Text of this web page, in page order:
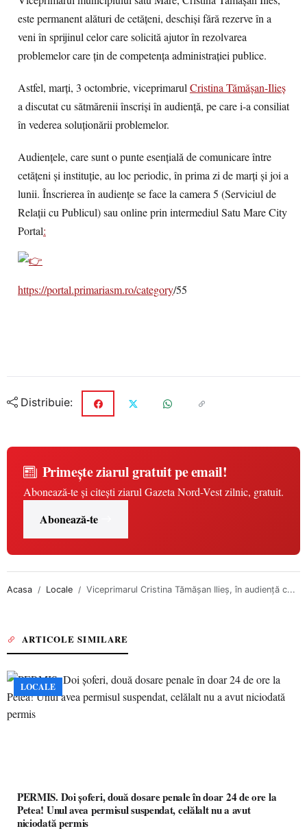
este permanent alături de cetățeni, deschiși fără rezerve în a
veni în sprijinul celor care solicită ajutor în rezolvarea
problemelor care țin de competența administrației publice.
Astfel, marți, 3 octombrie, viceprimarulCristina Tămășan-Ilieş
a discutat cu sătmărenii înscriși în audiență, pe care i-a consiliat
în vederea soluționării problemelor.
Audiențele, care sunt o punte esențială de comunicare între
cetățeni și instituție, au loc periodic, în prima zi de marți și joi a
lunii. Înscrierea în audiențe se face la camera 5 (Serviciul de
Relații cu Publicul) sau online prin intermediul Satu Mare City
Portal:
https://portal.primariasm.ro/category/55
Distribuie:
Primește ziarul gratuit pe email!
Abonează-te și citești ziarul Gazeta Nord-Vest zilnic, gratuit.
Abonează-te
Acasa Locale Viceprimarul Cristina Tămășan Ilieș, în audiență c...
ARTICOLE SIMILARE
LOCALE
PERMIS. Doi șoferi, două dosare penale în doar 24 de ore la
Petea! Unul avea permisul suspendat, celălalt nu a avut
niciodată permis